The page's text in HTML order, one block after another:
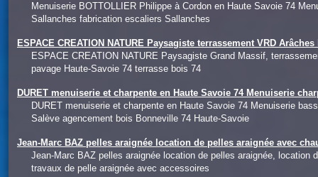
Menuiserie BOTTOLLIER Philippe à Cordon en Haute Savoie 74
Sallanches fabrication escaliers Sallanches
ESPACE CREATION NATURE Paysagiste terrassement VRD
ESPACE CREATION NATURE Paysagiste Grand Massif,
pavage Haute-Savoie 74 terrasse bois 74
DURET menuiserie et charpente en Haute Savoie 74 Menuiserie
DURET menuiserie et charpente en Haute Savoie 74 Menuiserie
Salève agencement bois Bonneville 74 Haute-Savoie
Jean-Marc BAZ pelles araignée location de pelles araignée avec
Jean-Marc BAZ pelles araignée location de pelles araignée,
travaux de pelle araignée avec accessoires